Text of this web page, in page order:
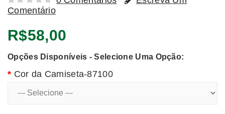
Comentário
R$58,00
Opções Disponíveis - Selecione Uma Opção:
Cor da Camiseta-87100